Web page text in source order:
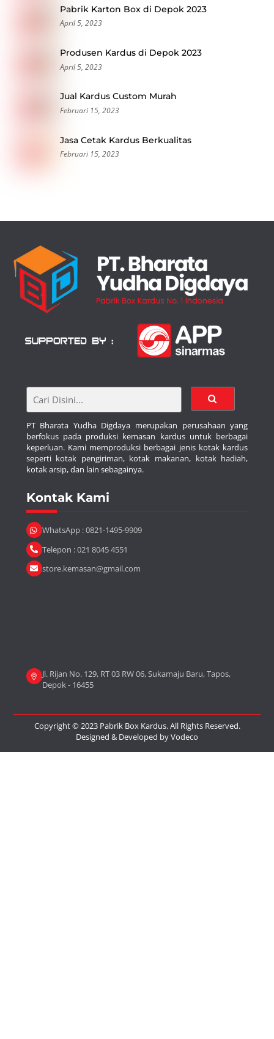
Pabrik Karton Box di Depok 2023
April 5, 2023
Produsen Kardus di Depok 2023
April 5, 2023
Jual Kardus Custom Murah
Februari 15, 2023
Jasa Cetak Kardus Berkualitas
Februari 15, 2023
PT Bharata Yudha Digdaya merupakan perusahaan yang
berfokus pada produksi kemasan kardus untuk berbagai
keperluan. Kami memproduksi berbagai jenis kotak kardus
seperti kotak pengiriman, kotak makanan, kotak hadiah,
kotak arsip, dan lain sebagainya.
Kontak Kami
WhatsApp : 0821-1495-9909
Telepon : 021 8045 4551
store.kemasan@gmail.com
Jl. Rijan No. 129, RT 03 RW 06, Sukamaju Baru, Tapos,
Depok - 16455
Copyright © 2023 Pabrik Box Kardus. All Rights Reserved.
Designed & Developed byVodeco